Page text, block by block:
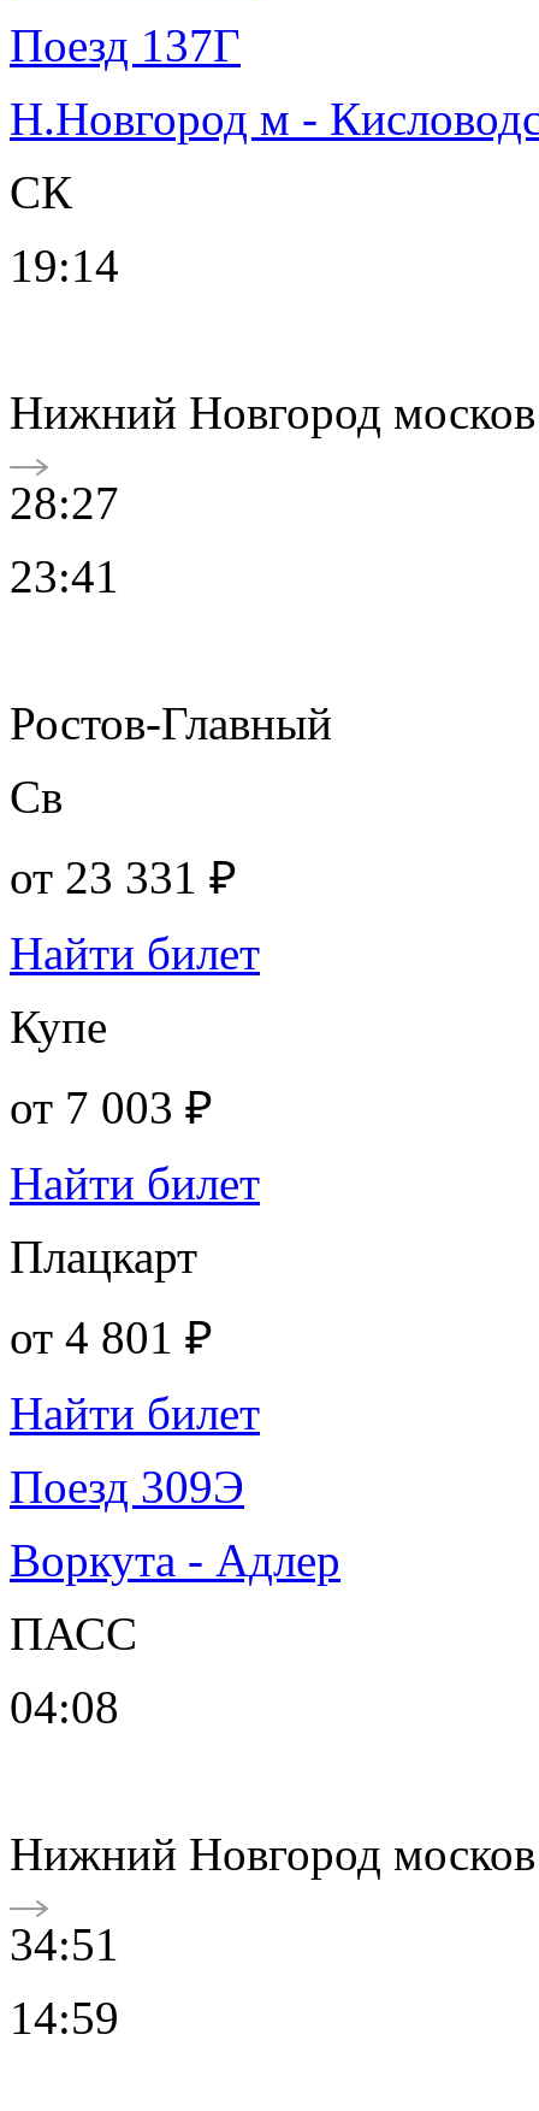
Поезд 137Г
Н.Новгород м -
СК
19:14
Нижний Новгород москов
28:27
23:41
Ростов-Главный
Св
от 23 331 ₽
Найти билет
Купе
от 7 003 ₽
Найти билет
Плацкарт
от 4 801 ₽
Найти билет
Поезд 309Э
Воркута - Адлер
ПАСС
04:08
Нижний Новгород москов
34:51
14:59